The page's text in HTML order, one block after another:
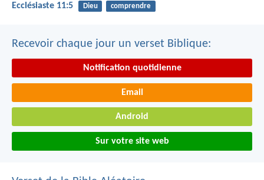
Ecclésiaste 11:5 Dieu comprendre
Recevoir chaque jour un verset Biblique:
Notification quotidienne
Email
Android
Sur votre site web